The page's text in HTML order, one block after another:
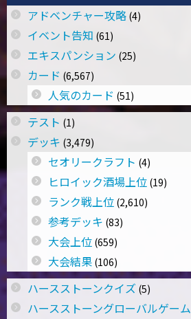
アドベンチャー攻略 (4)
イベント告知 (61)
エキスパンション (25)
カード (6,567)
人気のカード (51)
テスト (1)
デッキ (3,479)
セオリークラフト (4)
ヒロイック酒場上位 (19)
ランク戦上位 (2,610)
参考デッキ (83)
大会上位 (659)
大会結果 (106)
ハースストーンクイズ (5)
ハースストーングローバルゲーム